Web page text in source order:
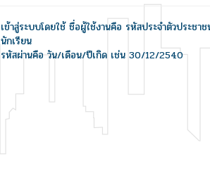
เข้าสู่ระบบโดยใช้ ชื่อผู้ใช้งานคือ รหัสประจำตัวประชา
นักเรียน
รหัสผ่านคือ วัน/เดือน/ปีเกิด เช่น 30/12/2540